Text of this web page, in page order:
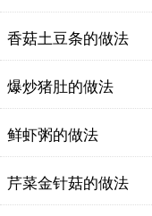
香菇土豆条的做法
爆炒猪肚的做法
鲜虾粥的做法
芹菜金针菇的做法